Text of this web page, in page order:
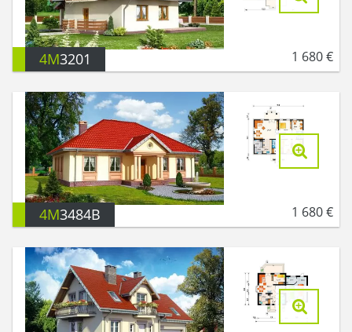
4M3201 1 680€
4M3484B 1 680€